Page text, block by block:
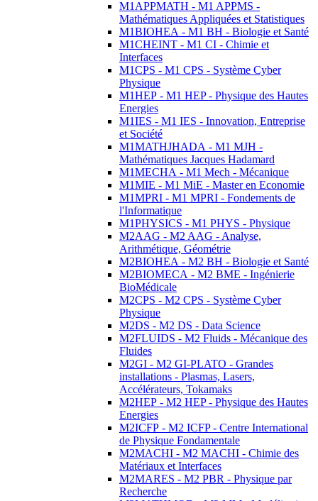
M1APPMATH - M1 APPMS -
Mathématiques Appliquées et Statistiques
M1BIOHEA - M1 BH - Biologie et Santé
M1CHEINT - M1 CI - Chimie et
Interfaces
M1CPS - M1 CPS - Système Cyber
Physique
M1HEP - M1 HEP - Physique des Hautes
Energies
M1IES - M1 IES - Innovation, Entreprise
et Société
M1MATHJHADA - M1 MJH -
Mathématiques Jacques Hadamard
M1MECHA - M1 Mech - Mécanique
M1MIE - M1 MiE - Master en Economie
M1MPRI - M1 MPRI - Fondements de
l'Informatique
M1PHYSICS - M1 PHYS - Physique
M2AAG - M2 AAG - Analyse,
Arithmétique, Géométrie
M2BIOHEA - M2 BH - Biologie et Santé
M2BIOMECA - M2 BME - Ingénierie
BioMédicale
M2CPS - M2 CPS - Système Cyber
Physique
M2DS - M2 DS - Data Science
M2FLUIDS - M2 Fluids - Mécanique des
Fluides
M2GI - M2 GI-PLATO - Grandes
installations - Plasmas, Lasers,
Accélérateurs, Tokamaks
M2HEP - M2 HEP - Physique des Hautes
Energies
M2ICFP - M2 ICFP - Centre International
de Physique Fondamentale
M2MACHI - M2 MACHI - Chimie des
Matériaux et Interfaces
M2MARES - M2 PBR - Physique par
Recherche